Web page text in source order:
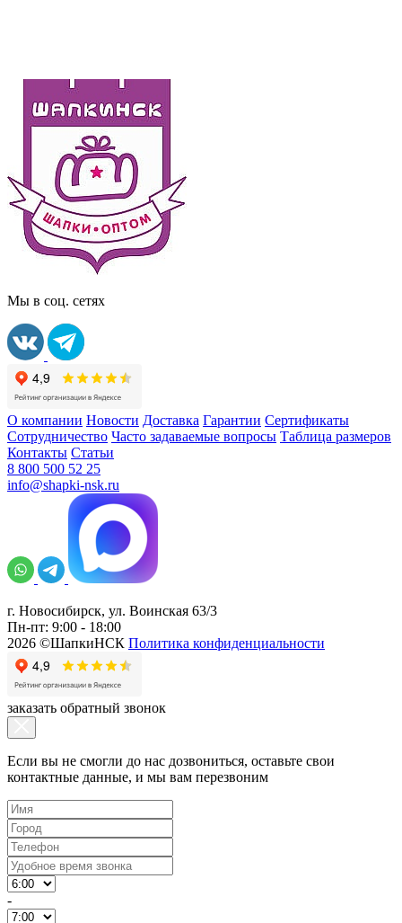
Мы в соц. сетях
О компании Новости Доставка Гарантии Сертификаты
Сотрудничество Часто задаваемые вопросы Таблица размеров
Контакты Статьи
8 800 500 52 25
info@shapki-nsk.ru
г. Новосибирск, ул. Воинская 63/3
Пн-пт: 9:00 - 18:00
2026 ©ШапкиНСК Политика конфиденциальности
заказать обратный звонок
Если вы не смогли до нас дозвониться, оставьте свои
контактные данные, и мы вам перезвоним
-